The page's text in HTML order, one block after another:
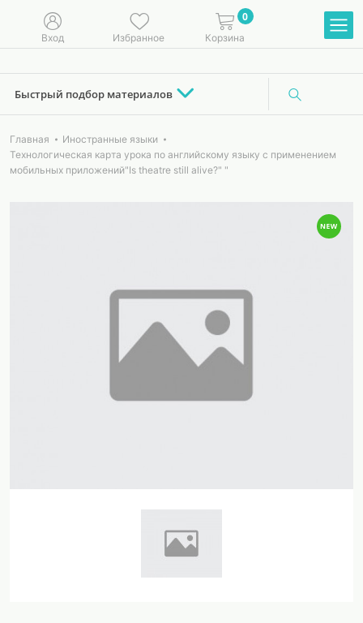
Вход Избранное
0
Корзина
Быстрый подбор материалов
Главная
Иностранные языки
Технологическая карта урока по английскому языку с применением
мобильных приложений"Is theatre still alive?" "